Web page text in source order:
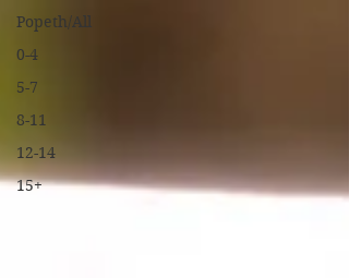
Popeth/All
0-4
5-7
8-11
12-14
15+